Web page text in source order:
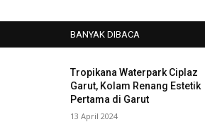
BANYAK DIBACA
Tropikana Waterpark Ciplaz
Garut, Kolam Renang Estetik
Pertama di Garut
13 April 2024